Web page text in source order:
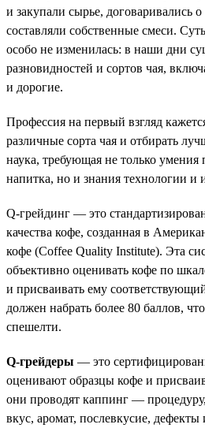
и закупали сырье, договаривались
составляли собственные смеси.
особо не изменилась: в наши дни
разновидностей и сортов чая,
и дорогие.
Профессия на первый взгляд
различные сорта чая и отбирать
наука, требующая не только умения
напитка, но и знания технологии и
Q-грейдинг — это
качества кофе, созданная в
кофе (Coffee Quality Institute). Эта
объективно оценивать кофе по
и присваивать ему
должен набрать более 80 баллов,
спешелти.
Q-грейдеры — это
оценивают образцы кофе и
они проводят каппинг —
вкус, аромат, послевкусие,